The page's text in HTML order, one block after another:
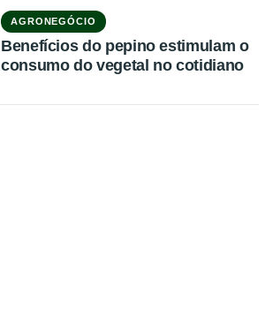
AGRONEGÓCIO
Benefícios do pepino estimulam o
consumo do vegetal no cotidiano